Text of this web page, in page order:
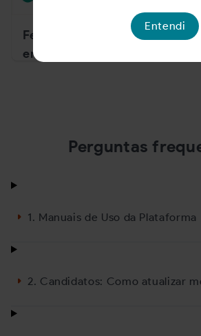
Feirão de Empregos
em São José e
Em
Perguntas
1. Manuais de Uso da Plataforma
2. Candidatos: Como atualizar
Entendi